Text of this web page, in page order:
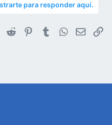
para responder aquí.
LinkedIn
Reddit PinterestTumblrWhatsApp
Email